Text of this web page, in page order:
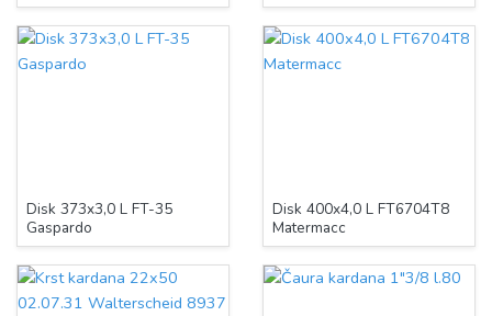
Disk 373x3,0 L FT-35
Gaspardo
Disk 400x4,0 L FT6704T8
Matermacc